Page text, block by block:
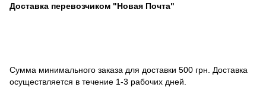
Доставка перевозчиком "Новая Почта"
Сумма минимального заказа для доставки 500 грн. Доставка
осуществляется в течение 1-3 рабочих дней.